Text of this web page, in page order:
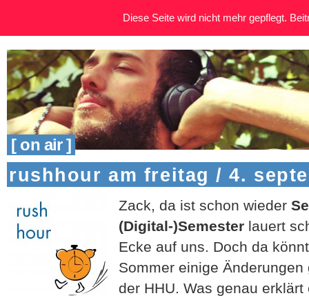
[ on air ]
rushhour am freitag / 4.
Zack, da ist schon wieder
(Digital-)Semester lauert
Ecke auf uns. Doch da
Sommer einige
der HHU. Was genau
Diese Seite wird nicht mehr gepflegt.